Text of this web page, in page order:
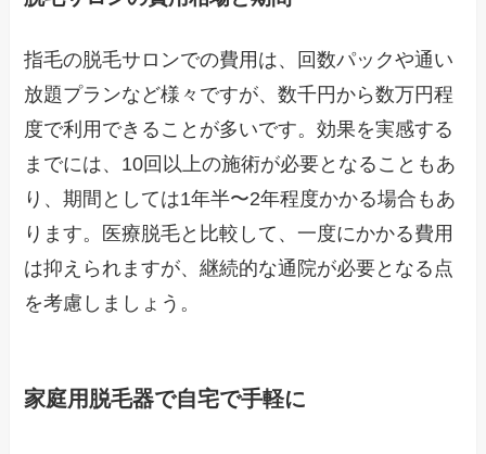
指毛の脱毛サロンでの費用は、回数パックや通い
放題プランなど様々ですが、数千円から数万円程
度で利用できることが多いです。効果を実感する
までには、10回以上の施術が必要となることもあ
り、期間としては1年半〜2年程度かかる場合もあ
ります。医療脱毛と比較して、一度にかかる費用
は抑えられますが、継続的な通院が必要となる点
を考慮しましょう。
家庭用脱毛器で自宅で手軽に